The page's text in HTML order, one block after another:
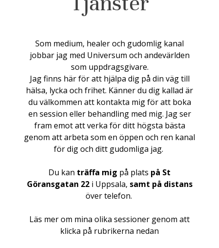
Som medium, healer och gudomlig kanal
jobbar jag med Universum och andevärlden
som uppdragsgivare.
Jag finns här för att hjälpa dig på din väg till
hälsa, lycka och frihet. Känner du dig kallad är
du välkommen att kontakta mig för att boka
en session eller behandling med mig. Jag ser
fram emot att verka för ditt högsta bästa
genom att arbeta som en öppen och ren kanal
för dig och ditt gudomliga jag.
Du kan träffa mig på plats på St
Göransgatan 22i Uppsala, samt på distans
över telefon.
Läs mer om mina olika sessioner genom att
klicka på rubrikerna nedan